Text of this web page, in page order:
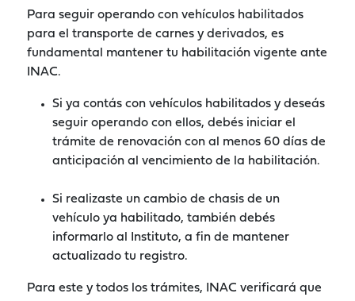
Para seguir operando con vehículos habilitados
para el transporte de carnes y derivados, es
fundamental mantener tu habilitación vigente ante
INAC.
Si ya contás con vehículos habilitados y deseás
seguir operando con ellos, debés iniciar el
trámite de renovación con al menos 60 días de
anticipación al vencimiento de la habilitación.
Si realizaste un cambio de chasis de un
vehículo ya habilitado, también debés
informarlo al Instituto, a fin de mantener
actualizado tu registro.
Para este y todos los trámites, INAC verificará que